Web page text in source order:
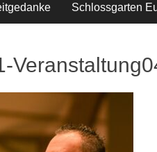
Schlossgarten